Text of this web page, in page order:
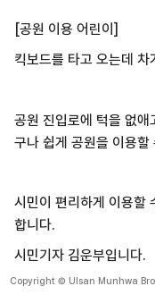
[공원 이용 어린이]
킥보드를 타고 오는데
공원 진입로에 턱을 없
구나 쉽게 공원을 이용할
시민이 편리하게 이용할
합니다.
시민기자 김운부입니다.
Copyright © Ulsan Munhwa